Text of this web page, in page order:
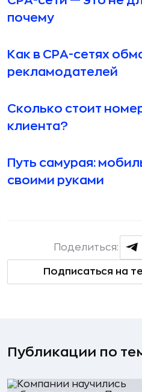
почему
Как в CPA-сетях
рекламодателей
Сколько стоит
клиента?
Путь самурая:
своими руками
Подписаться на
Поделиться:
Публикации по